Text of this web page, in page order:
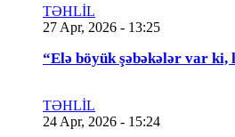
TƏHLİL
27 Apr, 2026 - 13:25
“Elə böyük şəbəkələr var
TƏHLİL
24 Apr, 2026 - 15:24